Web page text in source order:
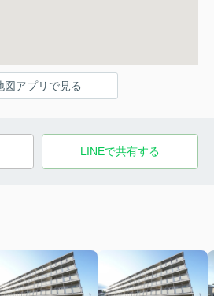
図アプリで見る
LINEで共有する